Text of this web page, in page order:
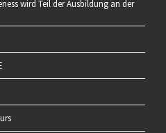
wird Teil der Ausbildung an der